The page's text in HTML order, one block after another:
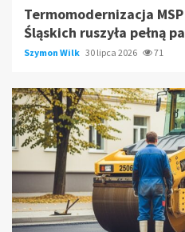
Termomodernizacja
Śląskich ruszyła pełną
Szymon Wilk 30 lipca 2026 71